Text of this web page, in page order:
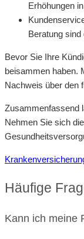
Erhöhungen
Beratung sind
Bevor Sie Ihre
beisammen haben.
Nachweis über den
Zusammenfassend
Nehmen Sie sich
Häufige
Kann ich meine